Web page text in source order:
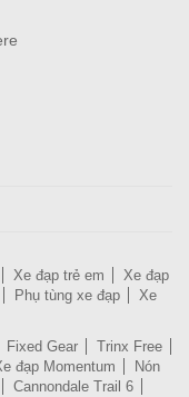
Xe đạp trẻ em
Xe đạp
Phụ tùng xe đạp
Xe
Fixed Gear
Trinx Free
đạp Momentum
Nón
Cannondale Trail 6